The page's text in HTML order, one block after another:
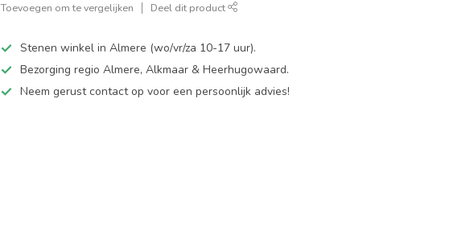
Toevoegen om te vergelijken Deel dit product
Stenen winkel in Almere (wo/vr/za 10-17 uur).
Bezorging regio Almere, Alkmaar & Heerhugowaard.
Neem gerust contact op voor een persoonlijk advies!